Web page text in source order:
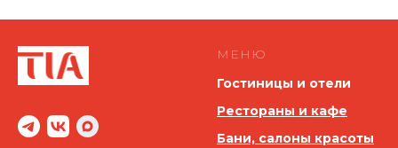
МЕНЮ
Гостиницы и отели
Рестораны и кафе
Бани, салоны красоты